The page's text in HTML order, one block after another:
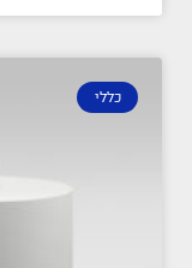
כללי